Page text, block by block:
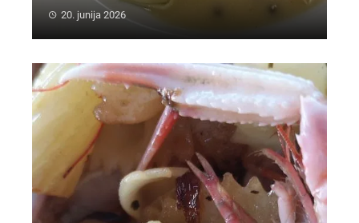
20. junija 2026